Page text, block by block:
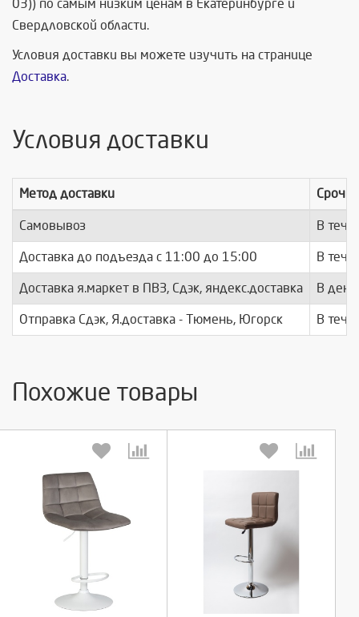
03)) по самым низким ценам в Екатеринбурге и
Свердловской области.
Условия доставки вы можете изучить на странице
Доставка.
Условия доставки
Метод доставки
Самовывоз В
Доставка до подъезда c 11:00 до 15:00 В
Доставка я.маркет в ПВЗ, Сдэк, яндекс.доставка В день
Отправка Сдэк, Я.доставка - Тюмень, Югорск В
Похожие товары
Выберите количество: